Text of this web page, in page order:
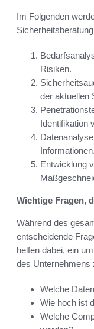
Im Folgenden
Risiken.
der aktuellen
Identifikation
Informationen.
Entwicklung
Wichtige Fragen,
Während des
entscheidende
helfen dabei, ein
des Unternehmens
Welche
Wie hoch ist
Welche